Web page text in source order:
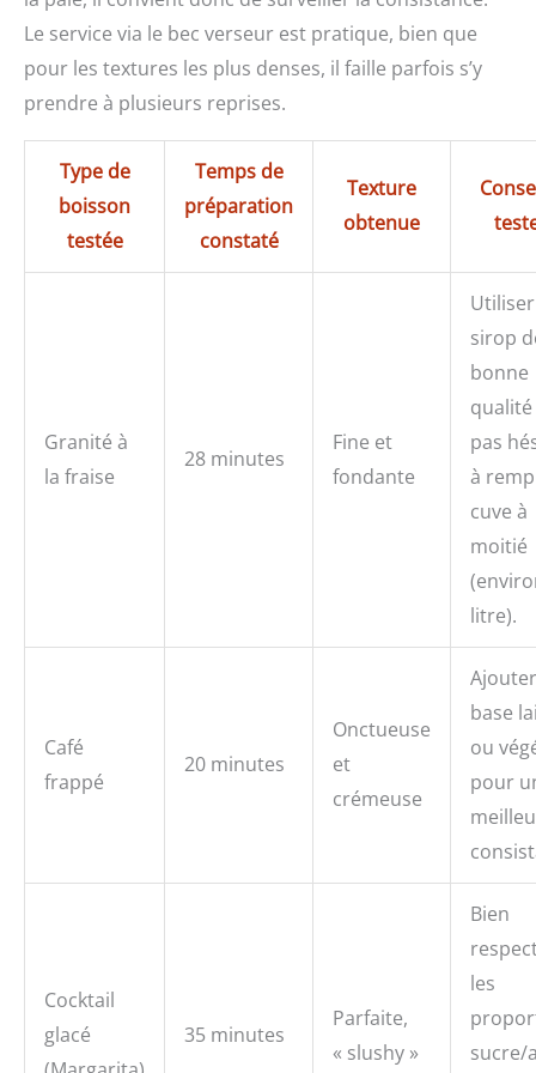
Le service via le bec verseur est pratique, bien que
pour les textures les plus denses, il faille parfois s’y
prendre à plusieurs reprises.
Type de
boisson
testée
Temps de
préparation
constaté
Texture
obtenue
Granité à
la fraise
28 minutes
Fine et
fondante
sirop
bonne
pas
à
cuve à
moitié
litre).
Café
frappé
20 minutes
Onctueuse
et
crémeuse
base
ou
pour
Cocktail
glacé
35 minutes
Parfaite,
« slushy »
Bien
les
sucre/